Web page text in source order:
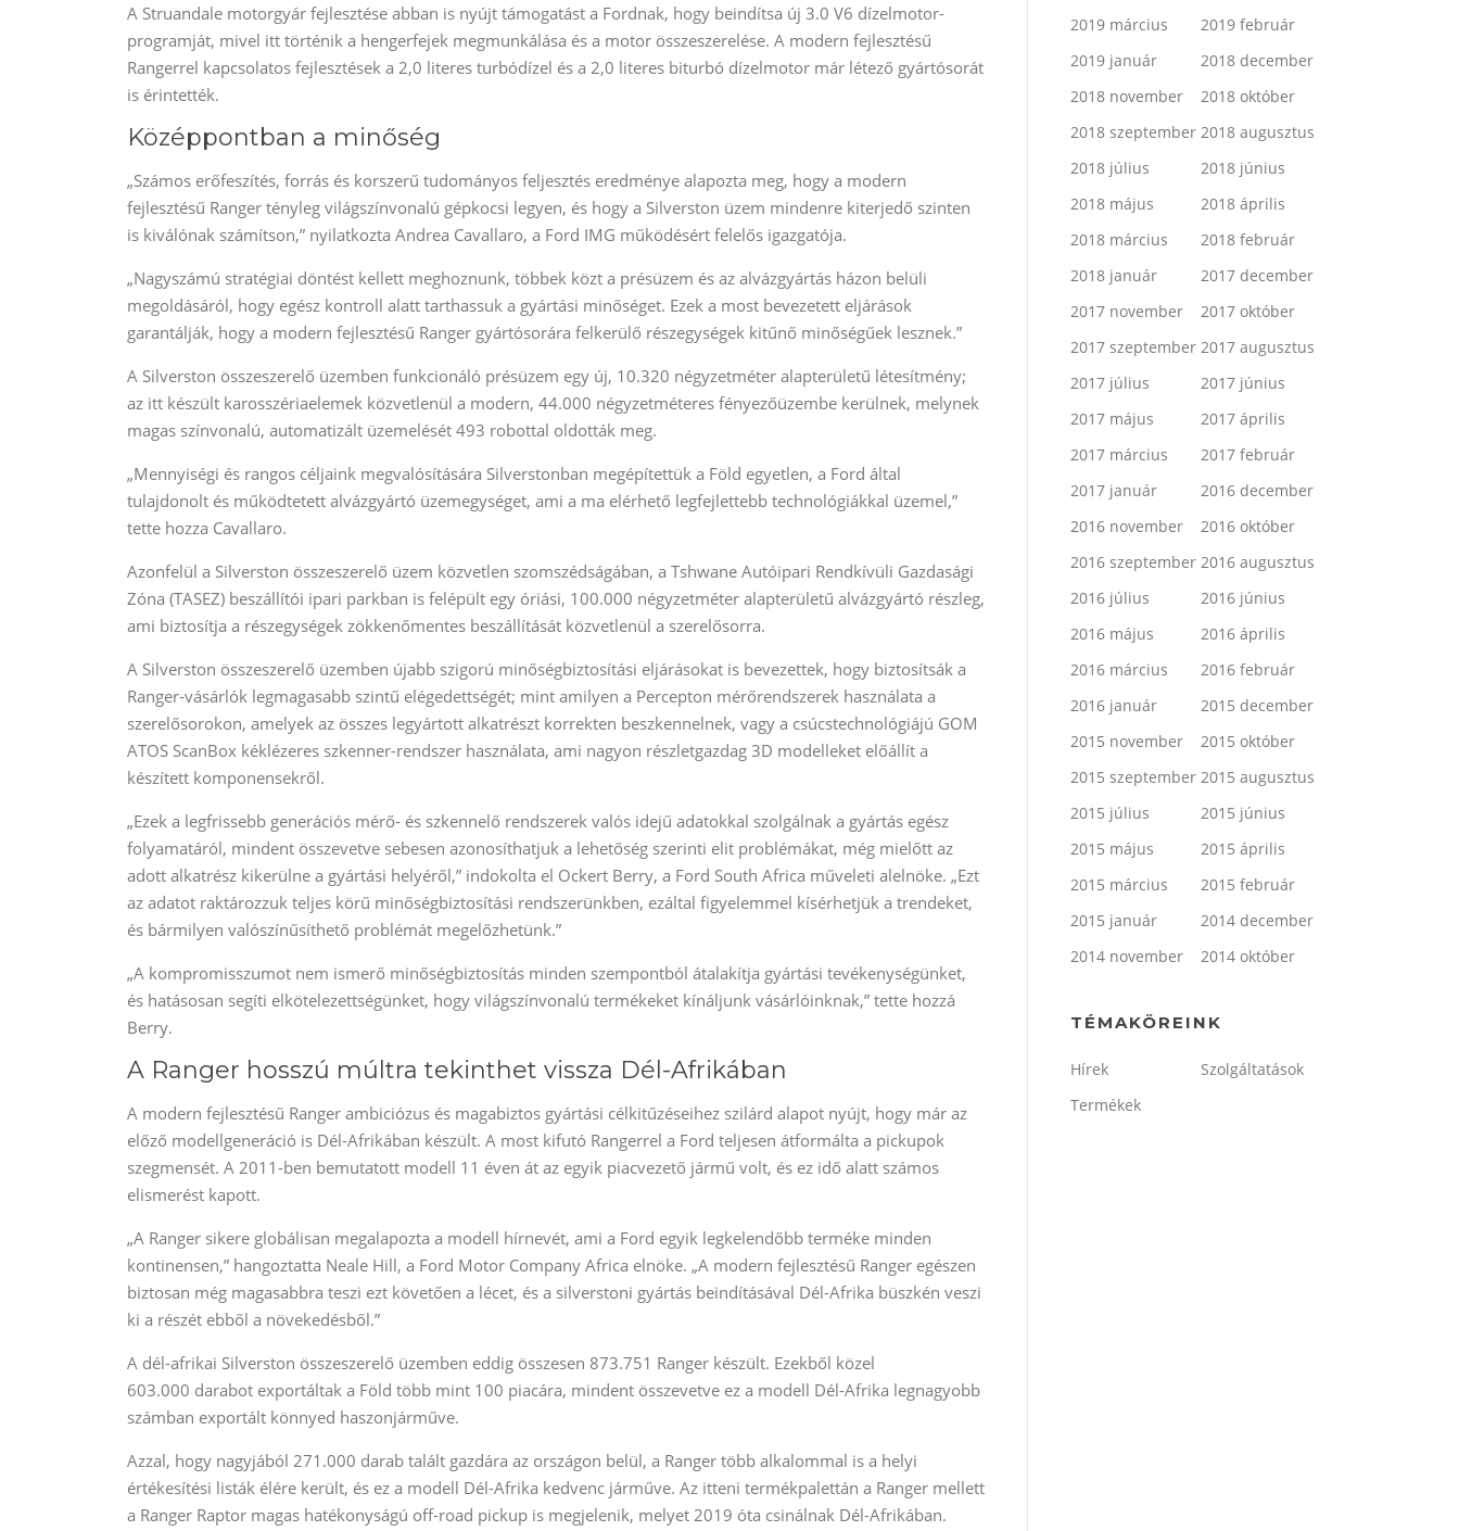
A Struandale motorgyár fejlesztése abban is nyújt támogatást a Fordnak, hogy beindítsa új 3.0 V6 dízelmotor-
programját, mivel itt történik a hengerfejek megmunkálása és a motor összeszerelése. A modern fejlesztésű
Rangerrel kapcsolatos fejlesztések a 2,0 literes turbódízel és a 2,0 literes biturbó dízelmotor már létező gyártósorát
is érintették.
Középpontban a minőség
„Számos erőfeszítés, forrás és korszerű tudományos feljesztés eredménye alapozta meg, hogy a modern
fejlesztésű Ranger tényleg világszínvonalú gépkocsi legyen, és hogy a Silverston üzem mindenre kiterjedő szinten
is kiválónak számítson,” nyilatkozta Andrea Cavallaro, a Ford IMG működésért felelős igazgatója.
„Nagyszámú stratégiai döntést kellett meghoznunk, többek közt a présüzem és az alvázgyártás házon belüli
megoldásáról, hogy egész kontroll alatt tarthassuk a gyártási minőséget. Ezek a most bevezetett eljárások
garantálják, hogy a modern fejlesztésű Ranger gyártósorára felkerülő részegységek kitűnő minőségűek lesznek.”
A Silverston összeszerelő üzemben funkcionáló présüzem egy új, 10.320 négyzetméter alapterületű létesítmény;
az itt készült karosszériaelemek közvetlenül a modern, 44.000 négyzetméteres fényezőüzembe kerülnek, melynek
magas színvonalú, automatizált üzemelését 493 robottal oldották meg.
„Mennyiségi és rangos céljaink megvalósítására Silverstonban megépítettük a Föld egyetlen, a Ford által
tulajdonolt és működtetett alvázgyártó üzemegységet, ami a ma elérhető legfejlettebb technológiákkal üzemel,”
tette hozza Cavallaro.
Azonfelül a Silverston összeszerelő üzem közvetlen szomszédságában, a Tshwane Autóipari Rendkívüli Gazdasági
Zóna (TASEZ) beszállítói ipari parkban is felépült egy óriási, 100.000 négyzetméter alapterületű alvázgyártó részleg,
ami biztosítja a részegységek zökkenőmentes beszállítását közvetlenül a szerelősorra.
A Silverston összeszerelő üzemben újabb szigorú minőségbiztosítási eljárásokat is bevezettek, hogy biztosítsák a
Ranger-vásárlók legmagasabb szintű elégedettségét; mint amilyen a Percepton mérőrendszerek használata a
szerelősorokon, amelyek az összes legyártott alkatrészt korrekten beszkennelnek, vagy a csúcstechnológiájú GOM
ATOS ScanBox kéklézeres szkenner-rendszer használata, ami nagyon részletgazdag 3D modelleket előállít a
készített komponensekről.
„Ezek a legfrissebb generációs mérő- és szkennelő rendszerek valós idejű adatokkal szolgálnak a gyártás egész
folyamatáról, mindent összevetve sebesen azonosíthatjuk a lehetőség szerinti elit problémákat, még mielőtt az
adott alkatrész kikerülne a gyártási helyéről,” indokolta el Ockert Berry, a Ford South Africa műveleti alelnöke. „Ezt
az adatot raktározzuk teljes körű minőségbiztosítási rendszerünkben, ezáltal figyelemmel kísérhetjük a trendeket,
és bármilyen valószínűsíthető problémát megelőzhetünk.”
„A kompromisszumot nem ismerő minőségbiztosítás minden szempontból átalakítja gyártási tevékenységünket,
és hatásosan segíti elkötelezettségünket, hogy világszínvonalú termékeket kínáljunk vásárlóinknak,” tette hozzá
Berry.
A Ranger hosszú múltra tekinthet vissza Dél-Afrikában
A modern fejlesztésű Ranger ambiciózus és magabiztos gyártási célkitűzéseihez szilárd alapot nyújt, hogy már az
előző modellgeneráció is Dél-Afrikában készült. A most kifutó Rangerrel a Ford teljesen átformálta a pickupok
szegmensét. A 2011-ben bemutatott modell 11 éven át az egyik piacvezető jármű volt, és ez idő alatt számos
elismerést kapott.
„A Ranger sikere globálisan megalapozta a modell hírnevét, ami a Ford egyik legkelendőbb terméke minden
kontinensen,” hangoztatta Neale Hill, a Ford Motor Company Africa elnöke. „A modern fejlesztésű Ranger egészen
biztosan még magasabbra teszi ezt követően a lécet, és a silverstoni gyártás beindításával Dél-Afrika büszkén veszi
ki a részét ebből a növekedésből.”
A dél-afrikai Silverston összeszerelő üzemben eddig összesen 873.751 Ranger készült. Ezekből közel
603.000 darabot exportáltak a Föld több mint 100 piacára, mindent összevetve ez a modell Dél-Afrika legnagyobb
számban exportált könnyed haszonjárműve.
Azzal, hogy nagyjából 271.000 darab talált gazdára az országon belül, a Ranger több alkalommal is a helyi
értékesítési listák élére került, és ez a modell Dél-Afrika kedvenc járműve. Az itteni termékpalettán a Ranger mellett
a Ranger Raptor magas hatékonyságú off-road pickup is megjelenik, melyet 2019 óta csinálnak Dél-Afrikában.
2019 március
2019 február
2019 január
2018 december
2018 november
2018 október
2018 szeptember 2018 augusztus
2018 július
2018 június
2018 május
2018 április
2018 március
2018 február
2018 január
2017 december
2017 november
2017 október
2017 szeptember 2017 augusztus
2017 július
2017 június
2017 május
2017 április
2017 március
2017 február
2017 január
2016 december
2016 november
2016 október
2016 szeptember 2016 augusztus
2016 július
2016 június
2016 május
2016 április
2016 március
2016 február
2016 január
2015 december
2015 november
2015 október
2015 szeptember 2015 augusztus
2015 július
2015 június
2015 május
2015 április
2015 március
2015 február
2015 január
2014 december
2014 november
2014 október
TÉMAKÖREINK
Hírek
Szolgáltatások
Termékek